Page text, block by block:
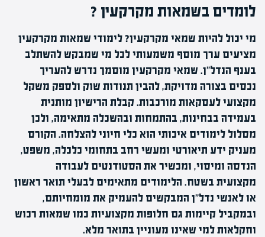
לומדים בשמאות מקרקעין ?
מי יכול להיות שמאי מקרקעין? לימודי שמאות מקרקעין
מציעים ערך מוסף משמעותי לכל מי שמבקש להשתלב
בענף הנדל"ן. שמאי מקרקעין מוסמך נדרש להעריך
נכסים בצורה מדויקת, להבין תנודות שוק ולספק משקל
מקצועי לעסקאות מורכבות. קבלת הרישיון מותנית
בעמידה בבחינות, בהתמחות ובהשכלה מתאימה, ולכן
מסלול לימודים איכותי הוא כלי חיוני להצלחה. הקורס
מעניק ידע תיאורטי ומעשי רחב בתחומי כלכלה, משפט,
הנדסה ומיסוי, ומכשיר את הסטודנטים לעבודה
מקצועית בשטח. הלימודים מתאימים לבעלי תואר ראשון
או לאנשי נדל"ן המבקשים להעמיק את מומחיותם,
ובמקביל קיימות גם חלופות מקצועיות כמו שמאות רכוש
וחקלאות למי שאינו מעוניין בתואר מלא.